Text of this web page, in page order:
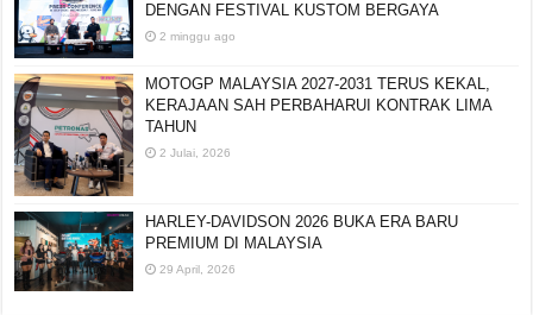
DENGAN FESTIVAL KUSTOM BERGAYA
2 minggu ago
MOTOGP MALAYSIA 2027-2031 TERUS KEKAL,
KERAJAAN SAH PERBAHARUI KONTRAK LIMA
TAHUN
2 Julai, 2026
HARLEY-DAVIDSON 2026 BUKA ERA BARU
PREMIUM DI MALAYSIA
29 April, 2026